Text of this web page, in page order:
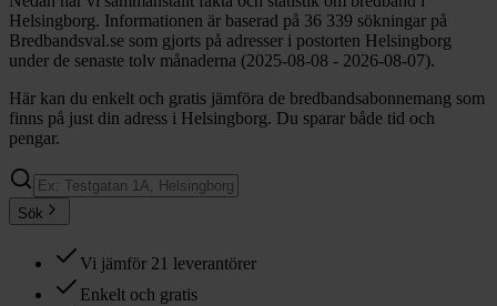
Helsingborg. Informationen är baserad på 36 339 sökningar på
Bredbandsval.se som gjorts på adresser i postorten Helsingborg
under de senaste tolv månaderna (2025-08-08 - 2026-08-07).
Här kan du enkelt och gratis jämföra de bredbandsabonnemang som
finns på just din adress i Helsingborg. Du sparar både tid och
pengar.
Sök
Vi jämför 21 leverantörer
Enkelt och gratis